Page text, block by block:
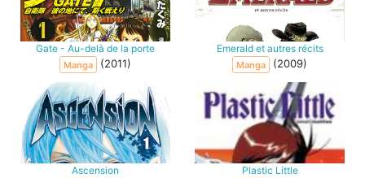
Gate - Au-delà de la porte
Manga (2011)
Emerald et autres récits
Manga (2009)
Ascension Plastic Little